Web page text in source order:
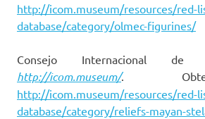
http://icom.museum/resources/red-
database/category/olmec-figurines/
Consejo Internacional de
http://icom.museum/.
http://icom.museum/resources/red-
database/category/reliefs-mayan-